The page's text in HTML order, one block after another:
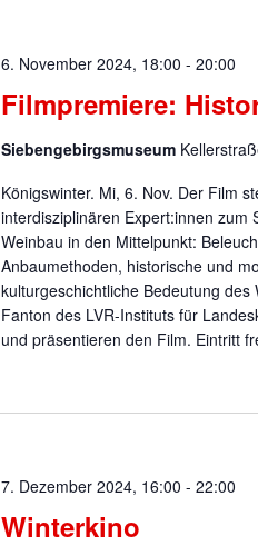
Filmpremiere:
6. November 2024, 18:00 - 20:00
Siebengebirgsmuseum
Königswinter. Mi, 6. Nov. Der Film
interdisziplinären Expert:innen zum
Weinbau in den Mittelpunkt:
Anbaumethoden, historische und
kulturgeschichtliche Bedeutung
Fanton des LVR-Instituts für
und präsentieren den Film. Eintritt
Winterkino
7. Dezember 2024, 16:00 - 22:00